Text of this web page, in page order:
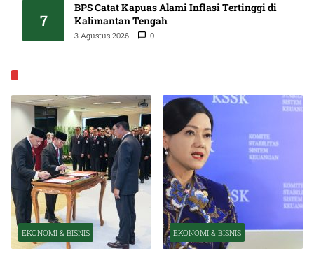
7
BPS Catat Kapuas Alami Inflasi Tertinggi di
Kalimantan Tengah
3 Agustus 2026 0
EKONOMI & BISNIS EKONOMI & BISNIS